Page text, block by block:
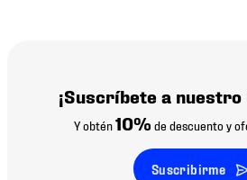
¡Suscríbete a
Y obtén10% de descuento y
Suscribirme